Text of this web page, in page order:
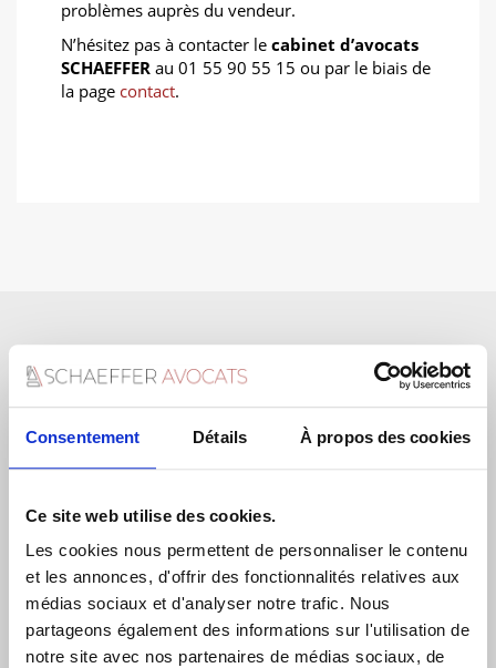
Consentement Détails À propos des cookies
Ce site web utilise des cookies.
Les cookies nous permettent de personnaliser le contenu
et les annonces, d'offrir des fonctionnalités relatives aux
médias sociaux et d'analyser notre trafic. Nous
partageons également des informations sur l'utilisation de
notre site avec nos partenaires de médias sociaux, de
problèmes auprès du vendeur.
N’hésitez pas à contacter le cabinet d’avocats
SCHAEFFER au 01 55 90 55 15 ou par le biais de
la page contact.
DERNIERS ARTICLES JURIDIQUES
Saisie Des Fonds Par L’AGRASC
Factures Impayées Entre Professionnels : La Nouvelle
Procédure Simplifiée De Recouvrement